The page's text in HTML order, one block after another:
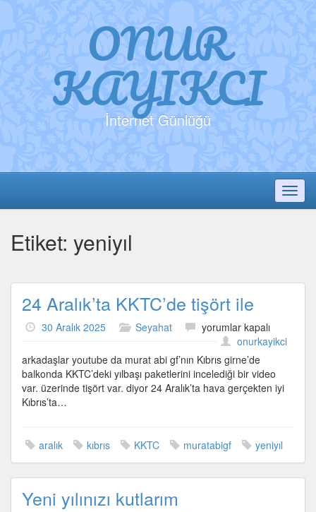
ONUR
KAYIKCI
İnternet Günlüğü
Etiket: yeniyıl
24 Aralık’ta KKTC’de tişört ile
30 Aralık 2025 Seyahat
24
Aralık’ta
KKTC’de
tişört
ile
yorumlar kapalı
onurkayikci
arkadaşlar youtube da murat abi gf’nın Kıbrıs girne’de
balkonda KKTC’deki yılbaşı paketlerini incelediği bir video
var. üzerinde tişört var. diyor 24 Aralık’ta hava gerçekten iyi
Kıbrıs’ta…
aralık kıbrıs KKTC muratabigf yeniyıl
Yeni yılınızı kutlarım